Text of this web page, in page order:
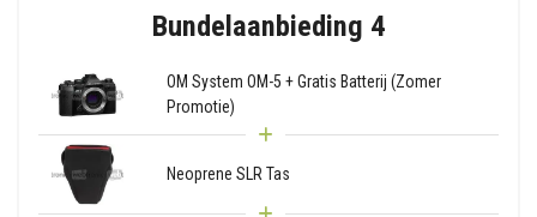
Bundelaanbieding 4
OM System OM-5 + Gratis Batterij (Zomer
Promotie)
Neoprene SLR Tas